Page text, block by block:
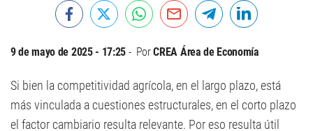
9 de mayo de 2025 - 17:25 PorCREA Área de Economía
Si bien la competitividad agrícola, en el largo plazo, está
más vinculada a cuestiones estructurales, en el corto plazo
el factor cambiario resulta relevante. Por eso resulta útil